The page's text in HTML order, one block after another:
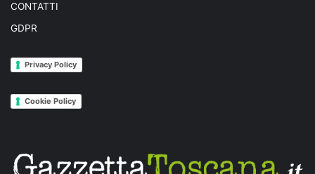
CONTATTI
GDPR
Privacy Policy
Cookie Policy